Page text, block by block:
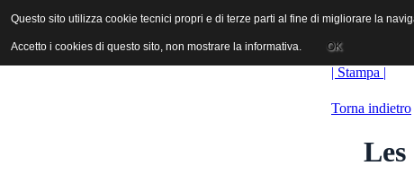
ANICA | Associazione Nazionale Industrie Cinematografiche
| Stampa |
Torna indietro
Questo sito utilizza cookie tecnici propri e di terze parti al fine di migliorare la
Accetto i cookies di questo sito, non mostrare la informativa. OK
Questo sito utilizza cookie tecnici propri e di terze parti al fine di migliorare la
Accetto i cookies di questo sito, non mostrare la informativa. OK